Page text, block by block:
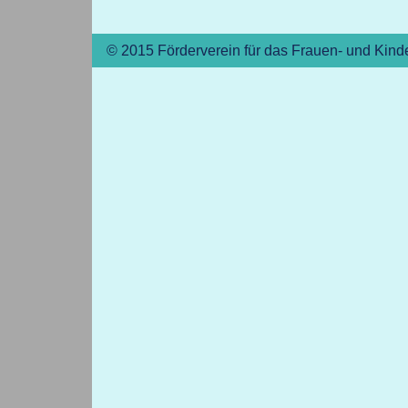
© 2015 Förderverein für das Frauen- und